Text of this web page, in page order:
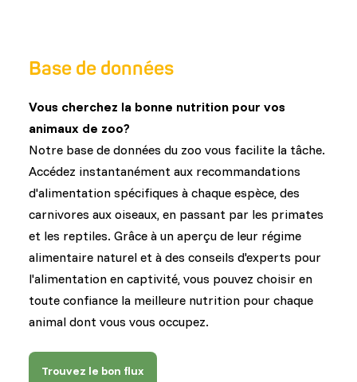
Base de données
Vous cherchez la bonne nutrition pour vos
animaux de zoo?
Notre base de données du zoo vous facilite la tâche.
Accédez instantanément aux recommandations
d'alimentation spécifiques à chaque espèce, des
carnivores aux oiseaux, en passant par les primates
et les reptiles. Grâce à un aperçu de leur régime
alimentaire naturel et à des conseils d'experts pour
l'alimentation en captivité, vous pouvez choisir en
toute confiance la meilleure nutrition pour chaque
animal dont vous vous occupez.
Trouvez le bon flux